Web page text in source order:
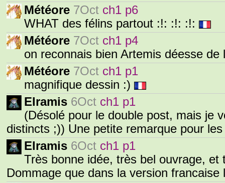
Météore 7Oct ch1 p6
WHAT des félins partout :!: :!: :!:
Météore 7Oct ch1 p4
on reconnais bien Artemis déesse
Météore 7Oct ch1 p1
magnifique dessin :)
Elramis 6Oct ch1 p1
(Désolé pour le double post, mais je
distincts ;)) Une petite remarque pour
Elramis 6Oct ch1 p1
Très bonne idée, très bel ouvrage,
Dommage que dans la version